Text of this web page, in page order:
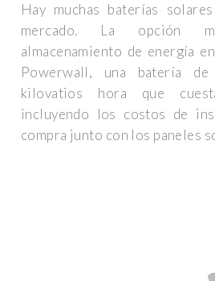
Hay muchas baterías
mercado. La opción
almacenamiento de energía
Powerwall, una batería
kilovatios hora que
incluyendo los costos de
compra junto con los paneles